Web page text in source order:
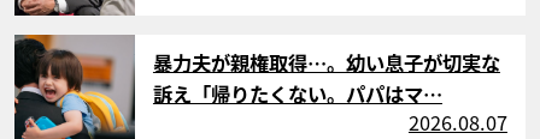
サムネイル
暴力夫が親権取得…。幼い息子が切実な
訴え「帰りたくない。パパはマ…
2026.08.07